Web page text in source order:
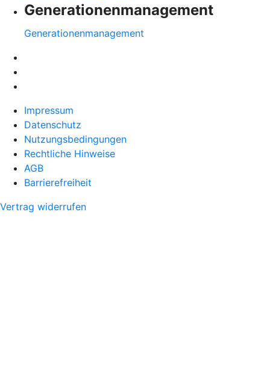
Generationenmanagement
Generationenmanagement
Impressum
Datenschutz
Nutzungsbedingungen
Rechtliche Hinweise
AGB
Barrierefreiheit
Vertrag widerrufen